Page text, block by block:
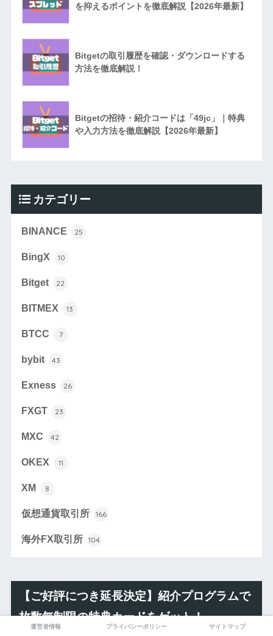
を抑えるポイントを徹底解説【2026年最新】
Bitgetの取引履歴を確認・ダウンロードする
方法を徹底解説！
Bitgetの招待・紹介コードは「49jc」｜特典
や入力方法を徹底解説【2026年最新】
カテゴリー
BINANCE 25
BingX 10
Bitget 22
BITMEX 13
BTCC 7
bybit 43
Exness 26
FXGT 23
MXC 42
OKEX 11
XM 8
仮想通貨取引所 166
海外FX取引所 104
【ご好評につき延長決定】紹介プログラムで
枚数無制限の特典カードをゲット！
運営者情報 プライバシーポリシー サイトマップ